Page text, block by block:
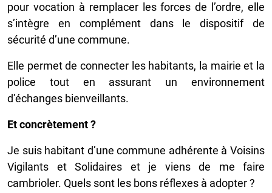
pour vocation à remplacer les forces de l’ordre, elle
s’intègre en complément dans le dispositif de
sécurité d’une commune.
Elle permet de connecter les habitants, la mairie et la
police tout en assurant un environnement
d’échanges bienveillants.
Et concrètement ?
Je suis habitant d’une commune adhérente à Voisins
Vigilants et Solidaires et je viens de me faire
cambrioler. Quels sont les bons réflexes à adopter ?